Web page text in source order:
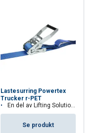
Rygg og bryst.
Lastesurring Powertex
Trucker r-PET
En del av Lifting Solution Group's Aspire Range™
Se produkt